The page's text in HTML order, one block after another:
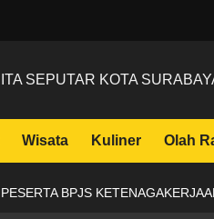
SEPUTAR KOTA
Wisata Kuliner Olah
BPJS